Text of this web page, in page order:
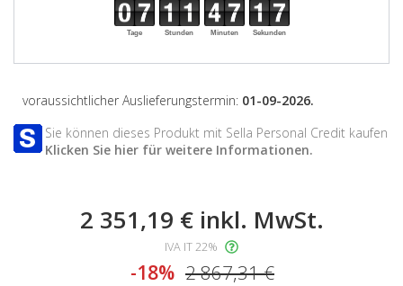
Tage Stunden Minuten Sekunden
voraussichtlicher Auslieferungstermin: 01-09-2026.
Sie können dieses Produkt mit Sella Personal Credit kaufen
Klicken Sie hier für weitere Informationen.
2 351,19 €inkl. MwSt.
IVA IT 22%
-18% 2 867,31 €